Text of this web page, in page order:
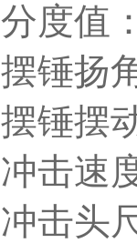
分度值
摆锤扬
摆锤摆
冲击速
冲击头